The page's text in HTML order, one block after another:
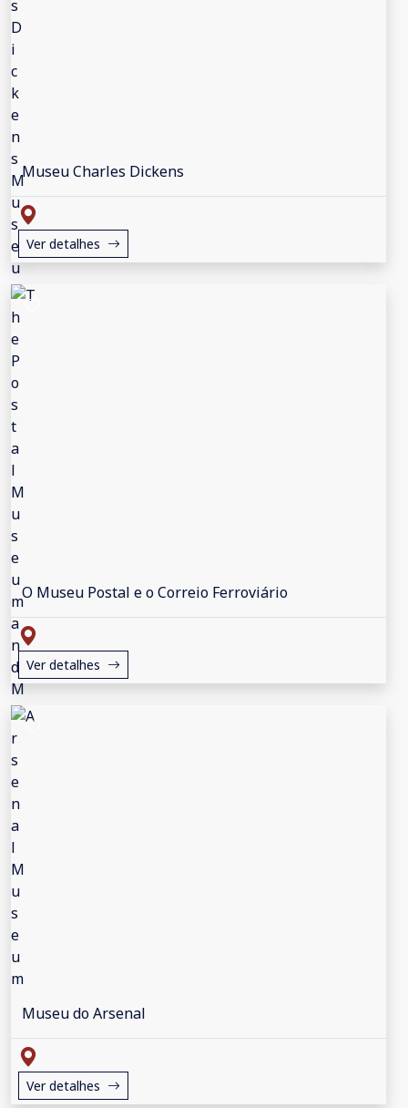
Museu Charles Dickens
Ver detalhes
O Museu Postal e o Correio Ferroviário
Ver detalhes
Museu do Arsenal
Ver detalhes